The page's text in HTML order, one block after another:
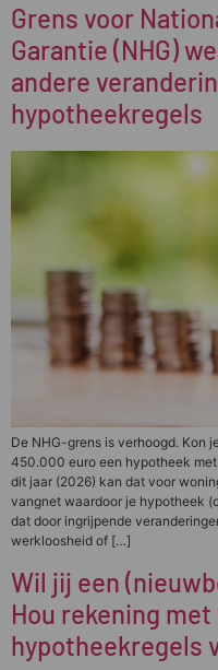
Grens voor
Garantie (NHG)
andere
hypotheekregels
De NHG-grens is verhoogd. Kon
450.000 euro een hypotheek
dit jaar (2026) kan dat voor
vangnet waardoor je hypotheek
dat door ingrijpende
werkloosheid of […]
Wil jij een
Hou rekening
hypotheekregels